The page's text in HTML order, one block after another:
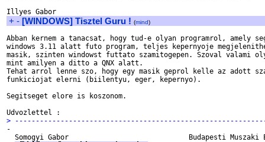
+ - [WINDOWS] Tisztel Guru ! (mind)
Abban kernem a tanacsat, hogy tud-e olyan programrol, amely
windows 3.11 alatt futo program, teljes kepernyoje
masik, szinten windowst futtato szamitogepen. Szoval valami
mint amilyen a ditto a QNX alatt.
Tehat arrol lenne szo, hogy egy masik geprol kelle az adott
funkiciojat elerni (biilentyu, eger, kepernyo).
Segitseget elore is koszonom.
>
-
Somogyi Gabor                             Budapesti Muszaki